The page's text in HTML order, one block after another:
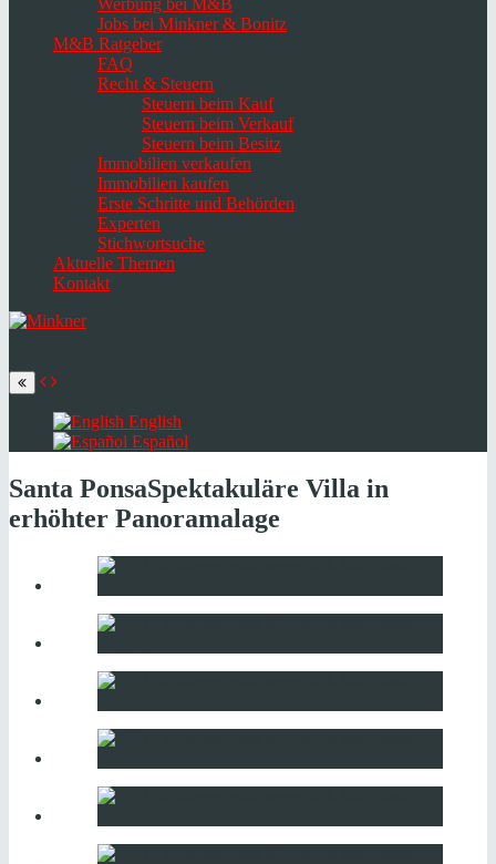
Werbung bei M&B
Jobs bei Minkner & Bonitz
M&B Ratgeber
FAQ
Recht & Steuern
Steuern beim Kauf
Steuern beim Verkauf
Steuern beim Besitz
Immobilien verkaufen
Immobilien kaufen
Erste Schritte und Behörden
Experten
Stichwortsuche
Aktuelle Themen
Kontakt
language
English
Español
Santa PonsaSpektakuläre Villa in
erhöhter Panoramalage